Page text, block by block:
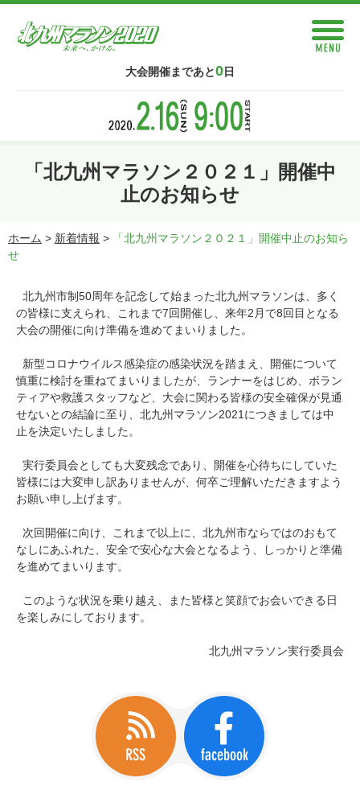
大会開催まであと0日
「北九州マラソン２０２１」開催中
止のお知らせ
ホーム > 新着情報 >
「北九州マラソン２０２１」開催中止のお知ら
せ
北九州市制50周年を記念して始まった北九州マラソンは、多く
の皆様に支えられ、これまで7回開催し、来年2月で8回目となる
大会の開催に向け準備を進めてまいりました。
新型コロナウイルス感染症の感染状況を踏まえ、開催について
慎重に検討を重ねてまいりましたが、ランナーをはじめ、ボラン
ティアや救護スタッフなど、大会に関わる皆様の安全確保が見通
せないとの結論に至り、北九州マラソン2021につきましては中
止を決定いたしました。
実行委員会としても大変残念であり、開催を心待ちにしていた
皆様には大変申し訳ありませんが、何卒ご理解いただきますよう
お願い申し上げます。
次回開催に向け、これまで以上に、北九州市ならではのおもて
なしにあふれた、安全で安心な大会となるよう、しっかりと準備
を進めてまいります。
このような状況を乗り越え、また皆様と笑顔でお会いできる日
を楽しみにしております。
北九州マラソン実行委員会